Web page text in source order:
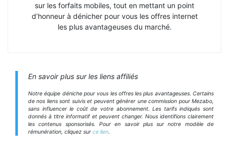
sur les forfaits mobiles, tout en mettant un point
d’honneur à dénicher pour vous les offres internet
les plus avantageuses du marché.
En savoir plus sur les liens affiliés
Notre équipe déniche pour vous les offres les plus avantageuses. Certains
de nos liens sont suivis et peuvent générer une commission pour Mezabo,
sans influencer le coût de votre abonnement. Les tarifs indiqués sont
donnés à titre informatif et peuvent changer. Nous identifions clairement
les contenus sponsorisés. Pour en savoir plus sur notre modèle de
rémunération, cliquez sur ce lien.